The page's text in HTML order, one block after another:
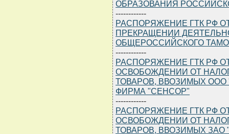
ОБРАЗОВАНИЯ
------------
РАСПОРЯЖЕНИЕ ГТК РФ ОТ
ПРЕКРАЩЕНИИ
ОБЩЕРОССИЙСКОГО
------------
РАСПОРЯЖЕНИЕ ГТК РФ ОТ
ОСВОБОЖДЕНИИ ОТ
ТОВАРОВ, ВВОЗИМЫХ
ФИРМА "СЕНСОР"
------------
РАСПОРЯЖЕНИЕ ГТК РФ ОТ
ОСВОБОЖДЕНИИ ОТ
ТОВАРОВ, ВВОЗИМЫХ ЗАО